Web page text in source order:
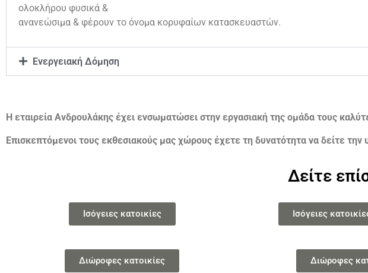
ολοκλήρου φυσικά &
ανανεώσιμα & φέρουν το όνομα κορυφαίων κατασκευαστών.
Ενεργειακή Δόμηση
Η εταιρεία Ανδρουλάκης έχει ενσωματώσει στην εργασιακή της ομάδα τους
Επισκεπτόμενοι τους εκθεσιακούς μας χώρους έχετε τη δυνατότητα να δείτε
Δείτε
Ισόγειες κατοικίες Ισόγειες
Διώροφες κατοικίες Διώροφες